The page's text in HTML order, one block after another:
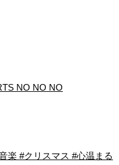
NO NO NO
楽 #クリスマス #心温まる